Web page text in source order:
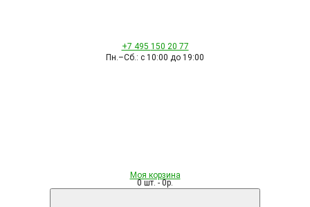
+7 495 150 20 77
Пн.–Сб.: с 10:00 до 19:00
Моя корзина
0 шт. - 0р.